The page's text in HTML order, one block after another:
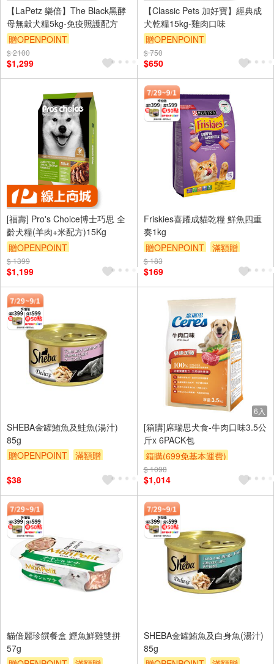
【LaPetz 樂倍】The Black黑酵
母無穀犬糧5kg-免疫照護配方
贈OPENPOINT
訂單滿 2000 元折抵 100元
（運費不算在 2000 元的範圍
內）
$ 2100
$1,299
【Classic Pets 加好寶】經典成
犬乾糧15kg-雞肉口味
贈OPENPOINT
訂單滿999享95折
$ 750
$650
[福壽] Pro's Choice博士巧思 全
齡犬糧(羊肉+米配方)15Kg
贈OPENPOINT
訂單滿 2000 元折抵 100元
（運費不算在 2000 元的範圍
內）
$ 1399
$1,199
Friskies喜躍成貓乾糧 鮮魚四重
奏1kg
贈OPENPOINT
滿額贈
滿額9折
$ 183
$169
SHEBA金罐鮪魚及鮭魚(湯汁)
85g
贈OPENPOINT
滿額贈
$38
6入
[箱購]席瑞思犬食-牛肉口味3.5公
斤x 6PACK包
箱購(699免基本運費)
贈OPENPOINT
$ 1098
$1,014
貓倍麗珍饌餐盒 鰹魚鮮雞雙拼
57g
SHEBA金罐鮪魚及白身魚(湯汁)
85g